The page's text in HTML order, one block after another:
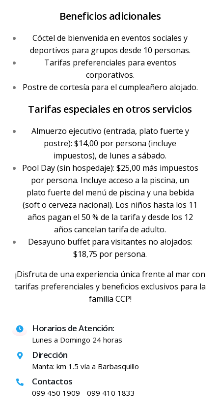
Beneficios adicionales
Cóctel de bienvenida en eventos sociales y
deportivos para grupos desde 10 personas.
Tarifas preferenciales para eventos
corporativos.
Postre de cortesía para el cumpleañero alojado.
Tarifas especiales en otros servicios
Almuerzo ejecutivo (entrada, plato fuerte y
postre): $14,00 por persona (incluye
impuestos), de lunes a sábado.
Pool Day (sin hospedaje): $25,00 más impuestos
por persona. Incluye acceso a la piscina, un
plato fuerte del menú de piscina y una bebida
(soft o cerveza nacional). Los niños hasta los 11
años pagan el 50 % de la tarifa y desde los 12
años cancelan tarifa de adulto.
Desayuno buffet para visitantes no alojados:
$18,75 por persona.
¡Disfruta de una experiencia única frente al mar con
tarifas preferenciales y beneficios exclusivos para la
familia CCP!
Horarios de Atención:
Lunes a Domingo 24 horas
Dirección
Manta: km 1.5 vía a Barbasquillo
Contactos
099 450 1909 - 099 410 1833